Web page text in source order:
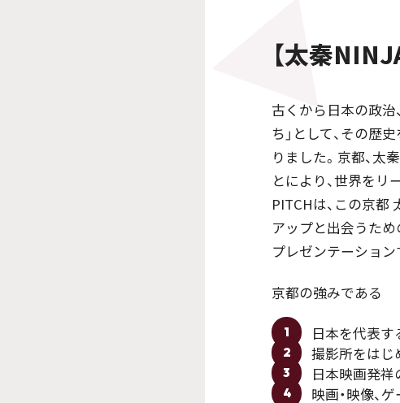
【太秦
古くから日本の政治
ち」として、その歴
りました。京都、太
とにより、世界を
PITCHは、この京都
アップと出会うた
プレゼンテーション
京都の強みである
1 日本を代表す
2 撮影所をはじ
3 日本映画発祥
4
映画・映像、